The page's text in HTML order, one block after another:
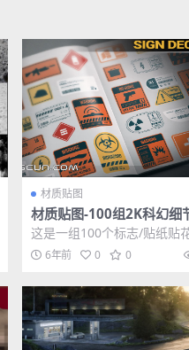
材质贴图
材质贴图-100组2K科幻细
志科技贴图合集
这是一组100个标志/贴纸贴
用于在诸如Substance
r，...6年前 0 0